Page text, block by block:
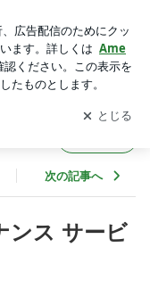
を受け取りまし
開く
次の記事へ
ンス サービ